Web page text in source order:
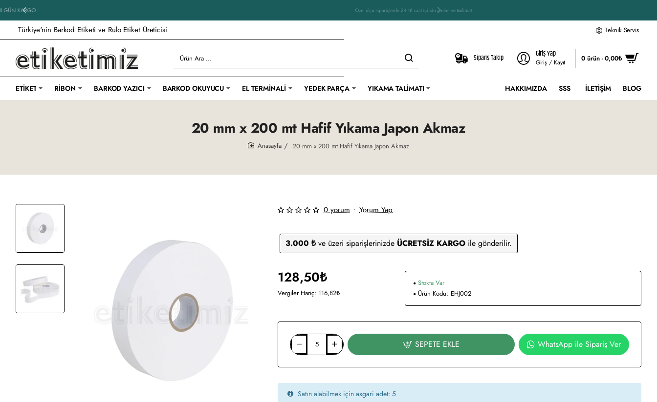
Türkiye'nin Barkod Etiketi ve Rulo Etiket Üreticisi Teknik Servis
Ürün
Ara
...
Sipariş Takip Giriş Yap
Giriş / Kayıt 0 ürün - 0,00₺
ETIKET RIBON BARKOD YAZICI BARKOD OKUYUCU EL TERMINALI YEDEK PARÇA YIKAMA TALIMATI HAKKIMIZDA SSS İLETIŞIM BLOG
20 mm x 200 mt Hafif Yıkama Japon Akmaz
20 mm x 200 mt Hafif Yıkama Japon Akmaz
3.000 ₺ve üzeri siparişlerinizde ÜCRETSİZ KARGOile gönderilir.
0 yorum • Yorum Yap
128,50₺
Vergiler Hariç: 116,82₺
Stokta Var
Ürün Kodu: EHJ002
SEPETE EKLE WhatsApp ile Sipariş Ver
Satın alabilmek için asgari adet: 5